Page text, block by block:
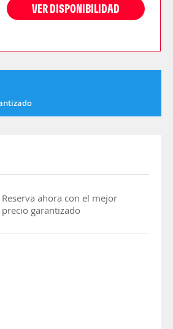
VER DISPONIBILIDAD
Reserva ahora con el mejor
precio garantizado